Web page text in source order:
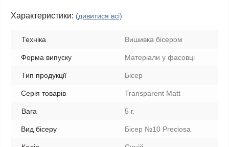
Характеристики: (дивитися всі)
Техніка Вишивка бісером
Форма випуску Матеріали у фасовці
Тип продукції Бісер
Серія товарів Transparent Matt
Вага 5 г.
Вид бісеру Бісер №10 Preciosa